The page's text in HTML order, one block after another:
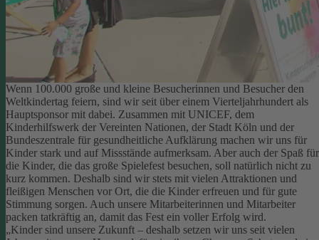
Wenn 100.000 große und kleine Besucherinnen und Besucher den
Weltkindertag feiern, sind wir seit über einem Vierteljahrhundert als
Hauptsponsor mit dabei. Zusammen mit UNICEF, dem
Kinderhilfswerk der Vereinten Nationen, der Stadt Köln und der
Bundeszentrale für gesundheitliche Aufklärung machen wir uns für
Kinder stark und auf Missstände aufmerksam. Aber auch der Spaß für
die Kinder, die das große Spielefest besuchen, soll natürlich nicht zu
kurz kommen. Deshalb sind wir stets mit vielen Attraktionen und
fleißigen Menschen vor Ort, die die Kinder erfreuen und für gute
Stimmung sorgen. Auch unsere Mitarbeiterinnen und Mitarbeiter
packen tatkräftig an, damit das Fest ein voller Erfolg wird.
„Kinder sind unsere Zukunft – deshalb setzen wir uns seit vielen